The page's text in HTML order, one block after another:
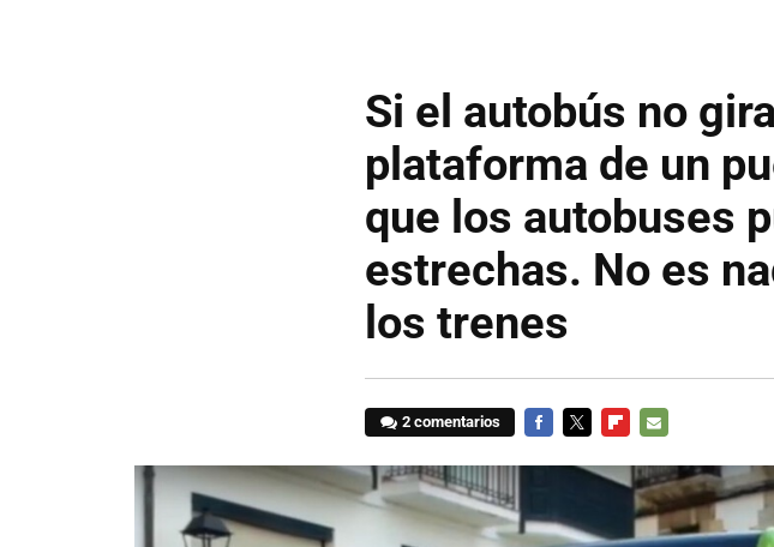
Si el autobús no
plataforma de un
que los autobuses
estrechas. No es
los trenes
2 comentarios
MAIL